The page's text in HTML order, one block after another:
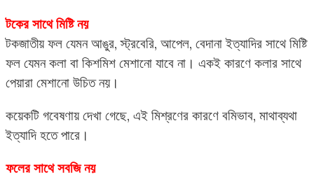
টকের সাথে মিষ্টি নয়
টকজাতীয় ফল যেমন আঙুর, স্ট্রবেরি, আপেল, বেদানা ইত্যাদির সাথে মিষ্টি
ফল যেমন কলা বা কিশমিশ মেশানো যাবে না। একই কারণে কলার সাথে
পেয়ারা মেশানো উচিত নয়।
কয়েকটি গবেষণায় দেখা গেছে, এই মিশ্রণের কারণে বমিভাব, মাথাব্যথা
ইত্যাদি হতে পারে।
ফলের সাথে সবজি নয়